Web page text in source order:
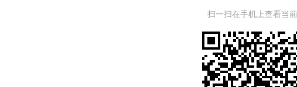
扫一扫在手机上查看当